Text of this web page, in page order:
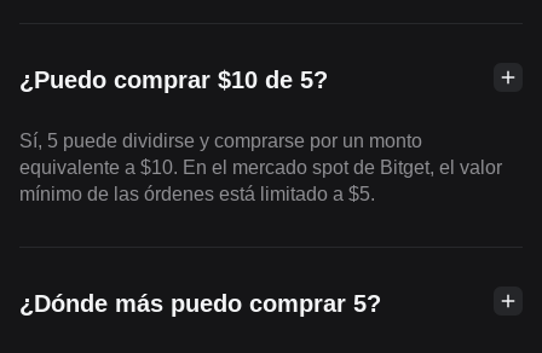
¿Puedo comprar $10 de 5?
Sí, 5 puede dividirse y comprarse por un monto
equivalente a $10. En el mercado spot de Bitget, el valor
mínimo de las órdenes está limitado a $5.
¿Dónde más puedo comprar 5?